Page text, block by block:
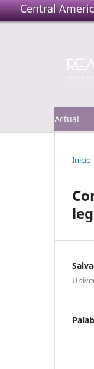
Central
Actual
Inicio